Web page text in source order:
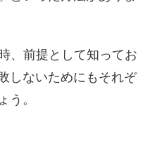
、前提として知ってお
しないためにもそれぞ
う。